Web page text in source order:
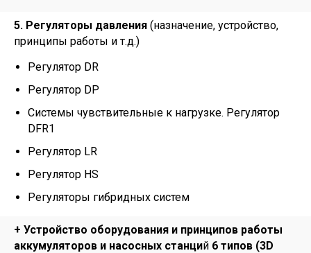
5. Регуляторы давления (назначение, устройство,
принципы работы и т.д.)
Регулятор DR
Регулятор DP
Системы чувствительные к нагрузке. Регулятор
DFR1
Регулятор LR
Регулятор HS
Регуляторы гибридных систем
+ Устройство оборудования и принципов работы
аккумуляторов и насосных станций 6 типов (3D